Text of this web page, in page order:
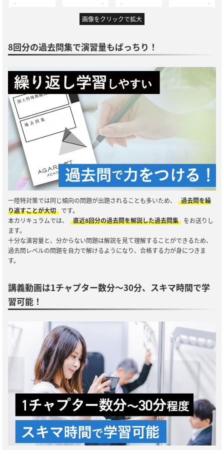
画像をクリックで拡大
8回分の過去問集で演習量もばっちり！
一陸特対策では同じ傾向の問題が出題されることも多いため、
過去問を繰
り返すことが大切
です。
本カリキュラムでは、
直近8回分の過去問を解説した過去問集
をお送りし
ます。
十分な演習量と、分からない問題は解説を見て理解することができるため、
過去問レベルの問題を自力で解けるようになり、合格する力が身につきま
す。
講義動画は1チャプター数分～30分、スキマ時間で学
習可能！